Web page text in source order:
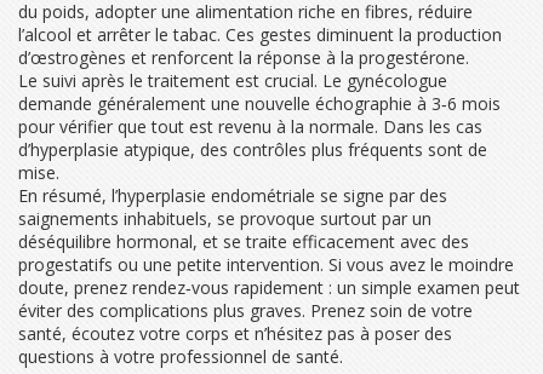
du poids, adopter une alimentation riche en fibres, réduire
l’alcool et arrêter le tabac. Ces gestes diminuent la production
d’œstrogènes et renforcent la réponse à la progestérone.
Le suivi après le traitement est crucial. Le gynécologue
demande généralement une nouvelle échographie à 3‑6 mois
pour vérifier que tout est revenu à la normale. Dans les cas
d’hyperplasie atypique, des contrôles plus fréquents sont de
mise.
En résumé, l’hyperplasie endométriale se signe par des
saignements inhabituels, se provoque surtout par un
déséquilibre hormonal, et se traite efficacement avec des
progestatifs ou une petite intervention. Si vous avez le moindre
doute, prenez rendez‑vous rapidement : un simple examen peut
éviter des complications plus graves. Prenez soin de votre
santé, écoutez votre corps et n’hésitez pas à poser des
questions à votre professionnel de santé.